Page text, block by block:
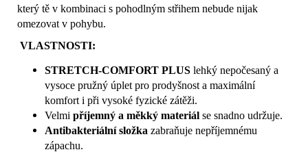
který tě v kombinaci s pohodlným střihem nebude nijak
omezovat v pohybu.
VLASTNOSTI:
STRETCH-COMFORT PLUS lehký nepočesaný a
vysoce pružný úplet pro prodyšnost a maximální
komfort i při vysoké fyzické zátěži.
Velmi příjemný a měkký materiál se snadno udržuje.
Antibakteriální složka zabraňuje nepříjemnému
zápachu.